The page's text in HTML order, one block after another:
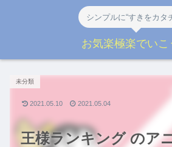
シンプルに“すきをカタ
お気楽極楽でいこ
王様ランキング のア
未分類
2021.05.10 2021.05.04